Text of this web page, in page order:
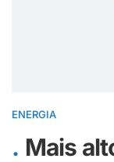
ENERGIA
Mais